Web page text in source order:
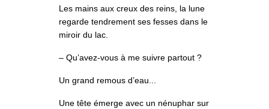
Les mains aux creux des reins, la lune
regarde tendrement ses fesses dans le
miroir du lac.
– Qu’avez-vous à me suivre partout ?
Un grand remous d’eau...
Une tête émerge avec un nénuphar sur